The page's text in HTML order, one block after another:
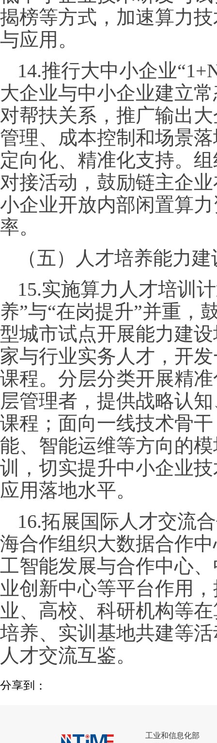
揭榜等方式，加速算力
与应用。
14.推行大中小企业
大企业与中小企业建立
对帮扶关系，推广输出
管理、成本控制和场景
定向化、精准化支持。
对接活动，鼓励链主企
小企业开放内部闲置算
率。
（五）人才培养能力
15.实施算力人才培训
养”与“在岗提升”并重，
型城市试点开展能力建
家与行业实务人才，开
课程。分层分类开展精
层管理者，提供战略认
课程；面向一线技术骨
能、智能运维等方向的
训，切实提升中小企业
应用落地水平。
16.拓展国际人才交流
海合作组织大数据合作
工智能发展与合作中心
业创新中心等平台作用
业、高校、科研机构等
培养、实训基地共建等
人才交流互鉴。
分享到：